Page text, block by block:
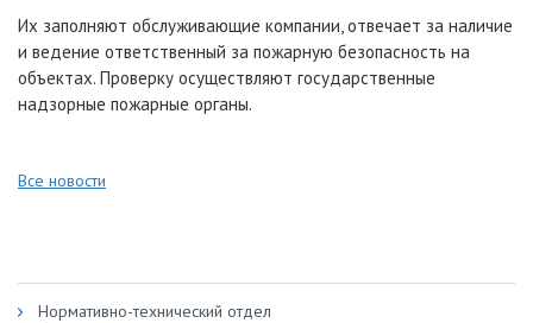
Их заполняют обслуживающие компании, отвечает за наличие
и ведение ответственный за пожарную безопасность на
объектах. Проверку осуществляют государственные
надзорные пожарные органы.
Все новости
Нормативно-технический отдел